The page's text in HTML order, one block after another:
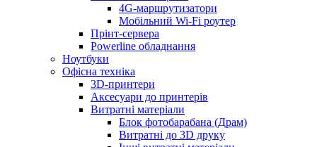
4G-маршрутизатори
Мобільний Wi-Fi роутер
Прінт-сервера
Рowerline обладнання
Ноутбуки
Офісна техніка
3D-принтери
Аксесуари до принтерів
Витратні матеріали
Блок фотобарабана (Драм)
Витратні до 3D друку